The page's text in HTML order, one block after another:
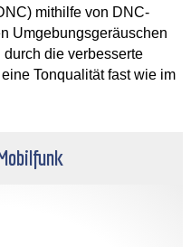
mithilfe von DNC-
Umgebungsgeräuschen
die verbesserte
Tonqualität fast wie im